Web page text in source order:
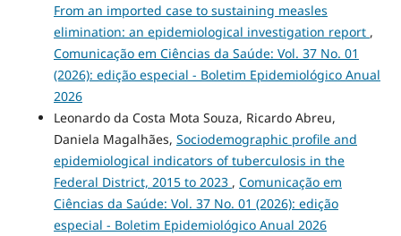
From an imported case to sustaining measles
elimination: an epidemiological investigation report ,
Comunicação em Ciências da Saúde: Vol. 37 No. 01
(2026): edição especial - Boletim Epidemiológico Anual
2026
Leonardo da Costa Mota Souza, Ricardo Abreu,
Daniela Magalhães, Sociodemographic profile and
epidemiological indicators of tuberculosis in the
Federal District, 2015 to 2023 , Comunicação em
Ciências da Saúde: Vol. 37 No. 01 (2026): edição
especial - Boletim Epidemiológico Anual 2026